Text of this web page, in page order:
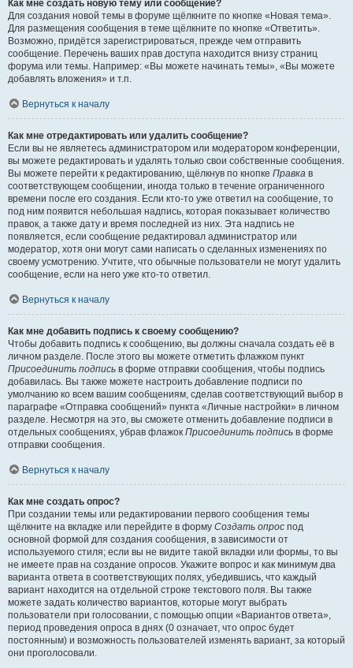
Как мне создать новую тему или сообщение?
Для создания новой темы в форуме щёлкните по кнопке «Новая тема».
Для размещения сообщения в теме щёлкните по кнопке «Ответить».
Возможно, придётся зарегистрироваться, прежде чем отправить
сообщение. Перечень ваших прав доступа находится внизу страниц
форума или темы. Например: «Вы можете начинать темы», «Вы можете
добавлять вложения» и т.п.
Вернуться к началу
Как мне отредактировать или удалить сообщение?
Если вы не являетесь администратором или модератором конференции,
вы можете редактировать и удалять только свои собственные сообщения.
Вы можете перейти к редактированию, щёлкнув по кнопке Правка в
соответствующем сообщении, иногда только в течение ограниченного
времени после его создания. Если кто-то уже ответил на сообщение, то
под ним появится небольшая надпись, которая показывает количество
правок, а также дату и время последней из них. Эта надпись не
появляется, если сообщение редактировал администратор или
модератор, хотя они могут сами написать о сделанных изменениях по
своему усмотрению. Учтите, что обычные пользователи не могут удалить
сообщение, если на него уже кто-то ответил.
Вернуться к началу
Как мне добавить подпись к своему сообщению?
Чтобы добавить подпись к сообщению, вы должны сначала создать её в
личном разделе. После этого вы можете отметить флажком пункт
Присоединить подпись в форме отправки сообщения, чтобы подпись
добавилась. Вы также можете настроить добавление подписи по
умолчанию ко всем вашим сообщениям, сделав соответствующий выбор в
параграфе «Отправка сообщений» пункта «Личные настройки» в личном
разделе. Несмотря на это, вы сможете отменить добавление подписи в
отдельных сообщениях, убрав флажок Присоединить подпись в форме
отправки сообщения.
Вернуться к началу
Как мне создать опрос?
При создании темы или редактировании первого сообщения темы
щёлкните на вкладке или перейдите в форму Создать опрос под
основной формой для создания сообщения, в зависимости от
используемого стиля; если вы не видите такой вкладки или формы, то вы
не имеете прав на создание опросов. Укажите вопрос и как минимум два
варианта ответа в соответствующих полях, убедившись, что каждый
вариант находится на отдельной строке текстового поля. Вы также
можете задать количество вариантов, которые могут выбрать
пользователи при голосовании, с помощью опции «Вариантов ответа»,
период проведения опроса в днях (0 означает, что опрос будет
постоянным) и возможность пользователей изменять вариант, за который
они проголосовали.